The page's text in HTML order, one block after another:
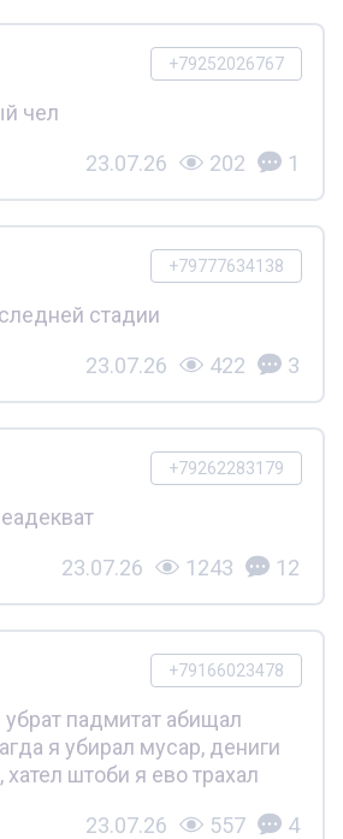
+79252026767
чел
23.07.26 202 1
+79777634138
стадии
23.07.26 422 3
+79262283179
23.07.26 1243 12
+79166023478
падмитат абищал
я убирал мусар, дениги
штоби я ево трахал
23.07.26 557 4